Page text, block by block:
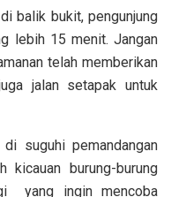
balik bukit, pengunjung
lebih 15 menit. Jangan
telah memberikan
jalan setapak untuk
suguhi pemandangan
kicauan burung-burung
yang ingin mencoba